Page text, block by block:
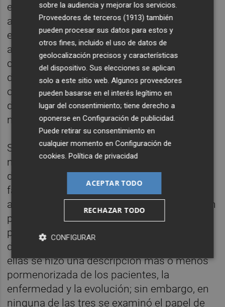
enfermedades subyacentes (hipertensión
arterial, obesidad, cirrosis hepática,
enfermedad neurológica crónica, cáncer
activo y demencia), algunas características
clínicas como dificultad respiratoria o
disminución de la conciencia, la baja
oxigenación de la sangre y algunas pruebas
de laboratorio como el cociente
neutrófilos/linfocitos y la función renal.
Sin embargo, no hubo diferencias en la
mortalidad ajustada por gravedad entre las
diferentes zonas geográficas, lo que habla a
favor de la homogeneidad en la calidad
asistencial en España. Hasta la fecha, se han
publicado tres cohortes nacionales de
pacientes hospitalizados con covid-19, dos
de China y una del Reino Unido. En todas
ellas se hizo una descripción más o menos
pormenorizada de los pacientes, la
enfermedad y la evolución; sin embargo, en
ninguna de las tres se examinó el papel de
sobre la audiencia y mejorar los servicios.
Proveedores de terceros (1913) también
pueden procesar sus datos para estos y
otros fines, incluido el uso de datos de
geolocalización precisos y características
del dispositivo. Sus elecciones se aplican
solo a este sitio web. Algunos proveedores
pueden basarse en el interés legítimo en
lugar del consentimiento; tiene derecho a
oponerse enConfiguración de publicidad.
Puede retirar su consentimiento en
cualquier momento enConfiguración de
cookies.Política de privacidad
ACEPTAR TODO
RECHAZAR TODO
CONFIGURAR